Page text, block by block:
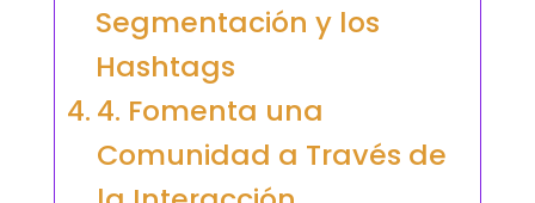
Segmentación y los
Hashtags
4. Fomenta una
Comunidad a Través de